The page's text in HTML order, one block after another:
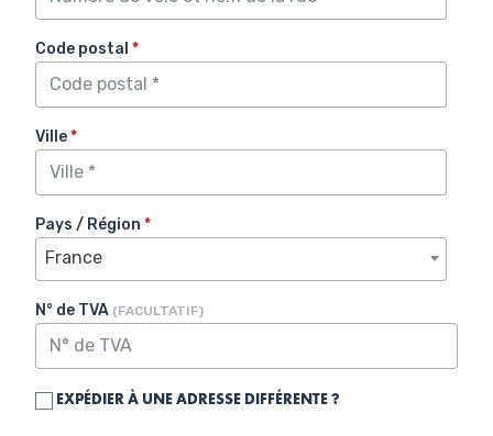
Code postal *
Ville*
Pays / Région *
France
N° de TVA (FACULTATIF)
EXPÉDIER À UNE ADRESSE DIFFÉRENTE ?